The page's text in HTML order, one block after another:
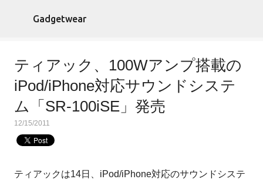
スキップしてメイン コンテンツに移動
Gadgetwear
ティアック、100Wアンプ搭載の
iPod/iPhone対応サウンドシステ
ム「SR-100iSE」発売
12/15/2011
ティアックは14日、iPod/iPhone対応のサウンドシステ